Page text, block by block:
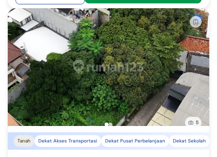
5
Tanah Dekat Akses Transportasi Dekat Pusat Perbelanjaan Dekat Sekolah